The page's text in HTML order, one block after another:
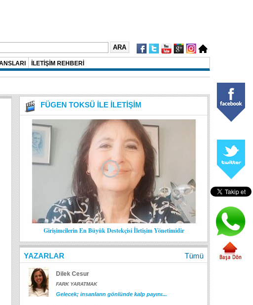
İLETİŞİM REHBERİ
FÜGEN TOKSÜ İLE İLETİŞİM
Girişimcilerin En Büyük Destekçisi İletişim Yönetimidir
YAZARLAR Tümü
Dilek Cesur
FARK YARATMAK
Gelecek; insanların gönlünde kalp payını...